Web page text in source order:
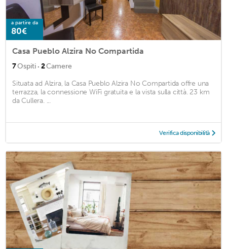
a partire da
80€
Casa Pueblo Alzira No Compartida
7Ospiti · 2Camere
Situata ad Alzira, la Casa Pueblo Alzira No Compartida offre una
terrazza, la connessione WiFi gratuita e la vista sulla città. 23 km
da Cullera. ...
Verifica disponibilità